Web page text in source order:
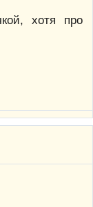
хотя про